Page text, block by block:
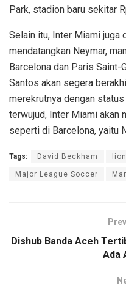
Park, stadion baru sekitar
Selain itu, Inter Miami juga
mendatangkan Neymar,
Barcelona dan Paris Saint-
Santos akan segera
merekrutnya dengan
terwujud, Inter Miami akan
seperti di Barcelona, yaitu
Tags: David Beckham
Major League Soccer
Dishub Banda Aceh
Ada